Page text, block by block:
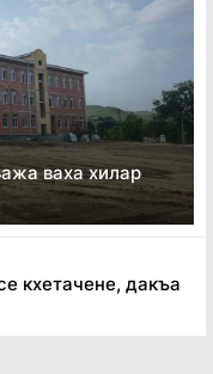
ваха хилар
кхетачене, дакъа